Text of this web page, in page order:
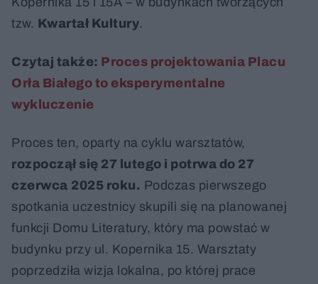
tzw. Kwartał Kultury.
Czytaj także: Proces projektowania Placu
Orła Białego to eksperymentalne
wykluczenie
Proces ten, oparty na cyklu warsztatów,
rozpoczął się 27 lutego i potrwa do 27
czerwca 2025 roku. Podczas pierwszego
spotkania uczestnicy skupili się na planowanej
funkcji Domu Literatury, który ma powstać w
budynku przy ul. Kopernika 15. Warsztaty
poprzedziła wizja lokalna, po której prace